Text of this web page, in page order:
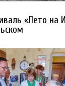
«Лето на